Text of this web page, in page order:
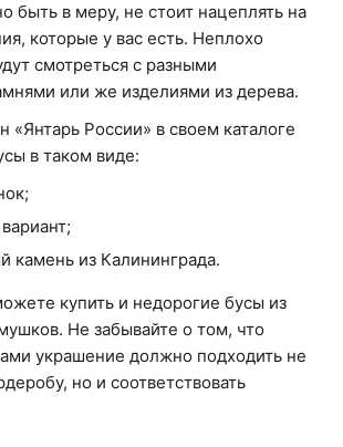
быть в меру, не стоит нацеплять на
которые у вас есть. Неплохо
смотреться с разными
или же изделиями из дерева.
«Янтарь России» в своем каталоге
в таком виде:
камень из Калининграда.
купить и недорогие бусы из
Не забывайте о том, что
украшение должно подходить не
но и соответствовать